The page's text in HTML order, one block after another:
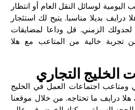
لوسائل النقل العام أو انتظار
درايف بديلا مناسبا. يتيح لك استئجار
الزمني. قل وداعا لمضايقات
تجربة خالية من المتاعب مع هلا
الخليج التجاري
ومتاعب اجتماعات العمل في الخليج
درايف ما تحتاجه. من خلال موقعنا